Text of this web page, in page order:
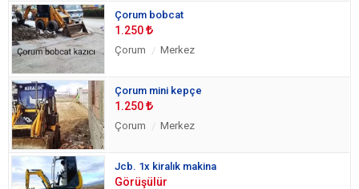
Çorum bobcat
1.250
Çorum Merkez
Çorum mini kepçe
1.250
Çorum Merkez
Jcb. 1x kiralık makina
Görüşülür